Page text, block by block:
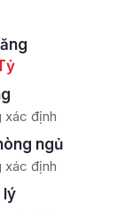
xác định
ngủ
xác định
lý